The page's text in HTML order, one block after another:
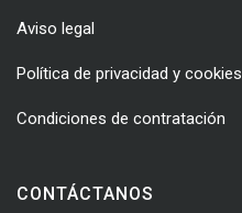
Aviso legal
Política de privacidad y cookies
Condiciones de contratación
CONTÁCTANOS